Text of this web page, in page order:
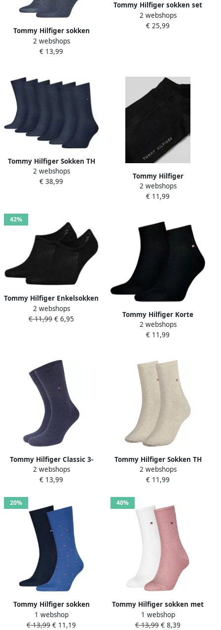
Tommy Hilfiger sokken
blauw (set van 2)
2 webshops
€ 13,99
Tommy Hilfiger sokken set
van 6 blauw Katoen Effen
23-26
2 webshops
€ 25,99
Tommy Hilfiger Sokken TH
MEN SOCK 6P ECOM
Gekamd katoen ademend
2 webshops
€ 38,99
Tommy Hilfiger
Sneakersokken TH MEN
SNEAKER 2P met smalle
2 webshops
€ 11,99
42%
Tommy Hilfiger Enkelsokken
TH MEN FOOTIE 2P Met
gebreid logo op de hak (2
2 webshops
€ 11,99 € 6,95
Tommy Hilfiger Korte
sokken TH MEN QUARTER
2P zachte elastische
2 webshops
€ 11,99
Tommy Hilfiger Classic 3-
Pack Sokken Blauw Heren
2 webshops
€ 13,99
Tommy Hilfiger Sokken TH
WOMEN SOCK CASUAL 2P (2
paar 2 paar)
2 webshops
€ 11,99
20%
Tommy Hilfiger sokken
blauw (set van 2)
1 webshop
€ 13,99 € 11,19
40%
Tommy Hilfiger sokken met
logo roze wit (set van 2)
1 webshop
€ 13,99 € 8,39